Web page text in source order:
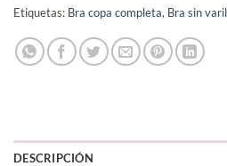
Etiquetas: Bra copa completa, Bra sin
DESCRIPCIÓN